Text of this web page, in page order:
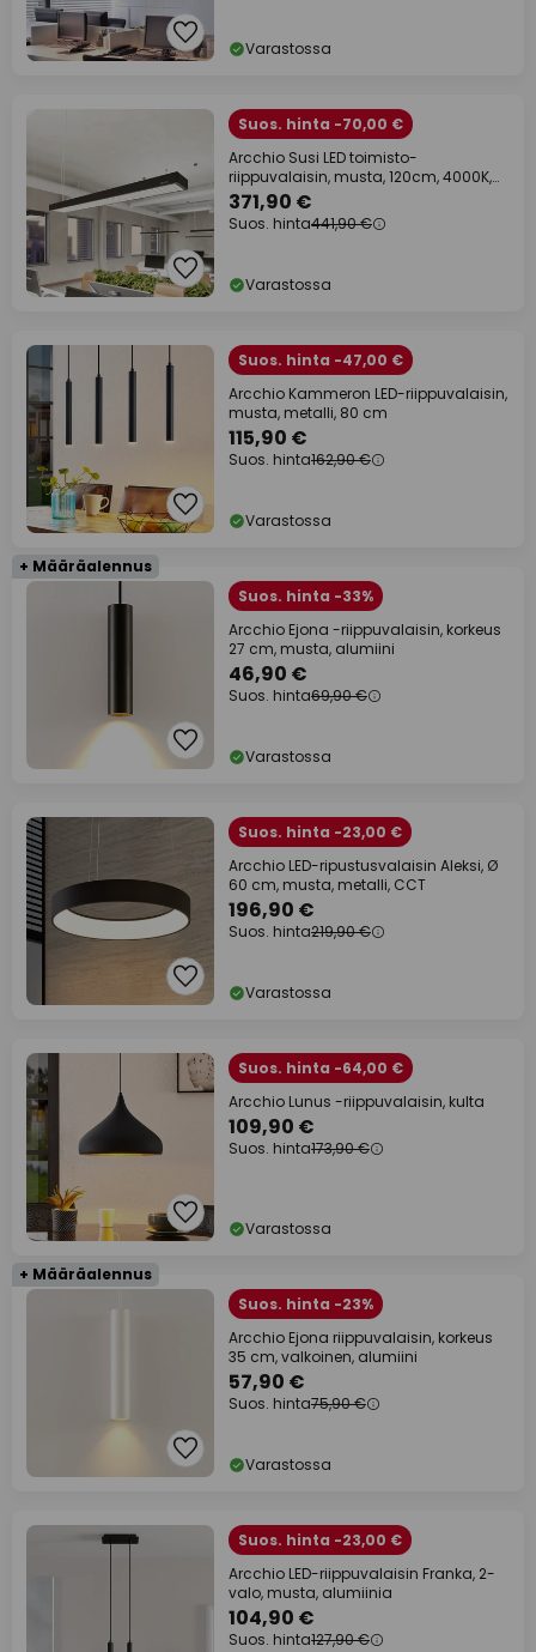
Varastossa
Suos. hinta -70,00 €
Arcchio Susi LED toimisto-
riippuvalaisin, musta, 120cm, 4000K,
DALI
371,90 €
Suos. hinta441,90 €
Varastossa
Suos. hinta -47,00 €
Arcchio Kammeron LED-riippuvalaisin,
musta, metalli, 80 cm
115,90 €
Suos. hinta162,90 €
Varastossa
+ Määräalennus
Suos. hinta -33%
Arcchio Ejona -riippuvalaisin, korkeus
27 cm, musta, alumiini
46,90 €
Suos. hinta69,90 €
Varastossa
Suos. hinta -23,00 €
Arcchio LED-ripustusvalaisin Aleksi, Ø
60 cm, musta, metalli, CCT
196,90 €
Suos. hinta219,90 €
Varastossa
Suos. hinta -64,00 €
Arcchio Lunus -riippuvalaisin, kulta
109,90 €
Suos. hinta173,90 €
Varastossa
+ Määräalennus
Suos. hinta -23%
Arcchio Ejona riippuvalaisin, korkeus
35 cm, valkoinen, alumiini
57,90 €
Suos. hinta75,90 €
Varastossa
Suos. hinta -23,00 €
Arcchio LED-riippuvalaisin Franka, 2-
valo, musta, alumiinia
104,90 €
Suos. hinta127,90 €